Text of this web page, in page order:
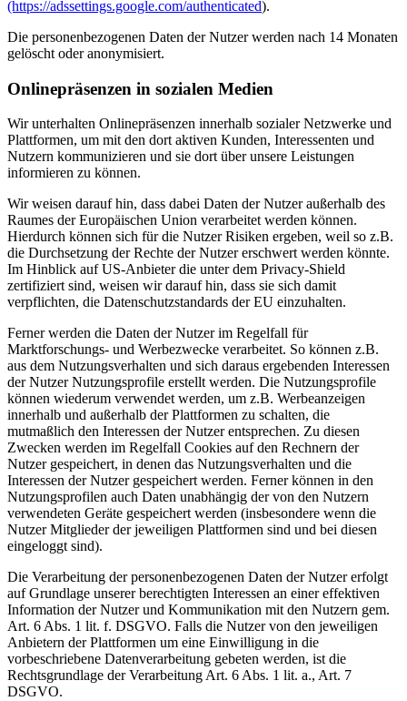
(https://adssettings.google.com/authenticated).
Die personenbezogenen Daten der Nutzer werden nach 14 Monaten
gelöscht oder anonymisiert.
Onlinepräsenzen in sozialen Medien
Wir unterhalten Onlinepräsenzen innerhalb sozialer Netzwerke und
Plattformen, um mit den dort aktiven Kunden, Interessenten und
Nutzern kommunizieren und sie dort über unsere Leistungen
informieren zu können.
Wir weisen darauf hin, dass dabei Daten der Nutzer außerhalb des
Raumes der Europäischen Union verarbeitet werden können.
Hierdurch können sich für die Nutzer Risiken ergeben, weil so z.B.
die Durchsetzung der Rechte der Nutzer erschwert werden könnte.
Im Hinblick auf US-Anbieter die unter dem Privacy-Shield
zertifiziert sind, weisen wir darauf hin, dass sie sich damit
verpflichten, die Datenschutzstandards der EU einzuhalten.
Ferner werden die Daten der Nutzer im Regelfall für
Marktforschungs- und Werbezwecke verarbeitet. So können z.B.
aus dem Nutzungsverhalten und sich daraus ergebenden Interessen
der Nutzer Nutzungsprofile erstellt werden. Die Nutzungsprofile
können wiederum verwendet werden, um z.B. Werbeanzeigen
innerhalb und außerhalb der Plattformen zu schalten, die
mutmaßlich den Interessen der Nutzer entsprechen. Zu diesen
Zwecken werden im Regelfall Cookies auf den Rechnern der
Nutzer gespeichert, in denen das Nutzungsverhalten und die
Interessen der Nutzer gespeichert werden. Ferner können in den
Nutzungsprofilen auch Daten unabhängig der von den Nutzern
verwendeten Geräte gespeichert werden (insbesondere wenn die
Nutzer Mitglieder der jeweiligen Plattformen sind und bei diesen
eingeloggt sind).
Die Verarbeitung der personenbezogenen Daten der Nutzer erfolgt
auf Grundlage unserer berechtigten Interessen an einer effektiven
Information der Nutzer und Kommunikation mit den Nutzern gem.
Art. 6 Abs. 1 lit. f. DSGVO. Falls die Nutzer von den jeweiligen
Anbietern der Plattformen um eine Einwilligung in die
vorbeschriebene Datenverarbeitung gebeten werden, ist die
Rechtsgrundlage der Verarbeitung Art. 6 Abs. 1 lit. a., Art. 7
DSGVO.